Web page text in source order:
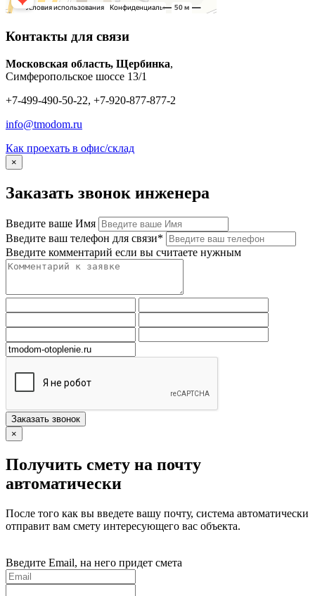
Контакты для связи
Московская область, Щербинка,
Симферопольское шоссе 13/1
+7-499-490-50-22, +7-920-877-877-2
info@tmodom.ru
Как проехать в офис/склад
×
Заказать звонок инженера
Введите ваше Имя
Введите ваш телефон для связи*
Введите комментарий если вы считаете нужным
Заказать звонок
×
Получить смету на почту
автоматически
После того как вы введете вашу почту, система автоматически
отправит вам смету интересующего вас объекта.
Введите Email, на него придет смета